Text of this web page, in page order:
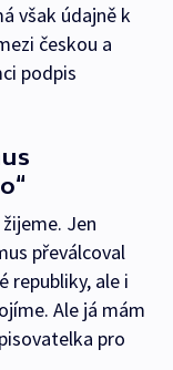
však údajně k
českou a
podpis
Jen
převálcoval
republiky, ale i
Ale já mám
pro